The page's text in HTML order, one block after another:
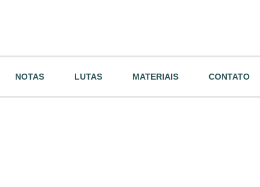
NOTAS LUTAS MATERIAIS CONTATO